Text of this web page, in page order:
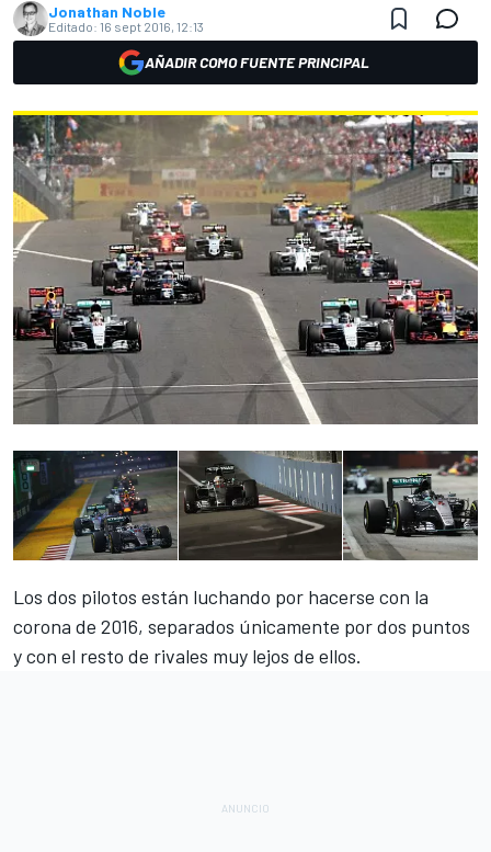
Jonathan Noble
Editado: 16 sept 2016, 12:13
AÑADIR COMO FUENTE PRINCIPAL
Los dos pilotos están luchando por hacerse con la
corona de 2016, separados únicamente por dos puntos
y con el resto de rivales muy lejos de ellos.